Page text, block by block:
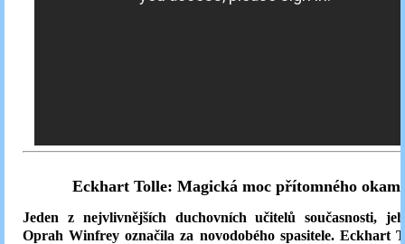
Eckhart Tolle: Magická moc přítomného
Jeden z nejvlivnějších duchovních učitelů současnosti,
Oprah Winfrey označila za novodobého spasitele. Eckhart